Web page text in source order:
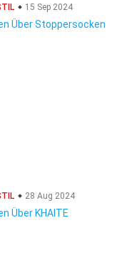
15 Sep 2024
Über Stoppersocken
28 Aug 2024
Über KHAITE